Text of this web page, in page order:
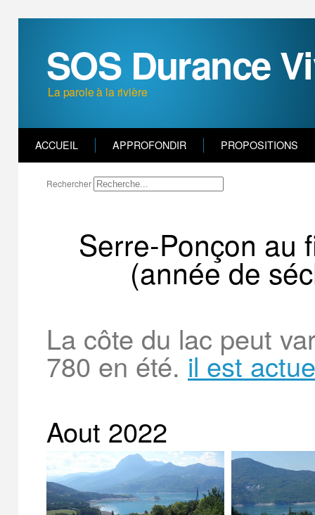
SOS Durance
La parole à la rivière
ACCUEIL APPROFONDIR PROPOSITIONS
Rechercher
Serre-Ponçon au
(année de
La côte du lac peut
780 en été. il est
Aout 2022